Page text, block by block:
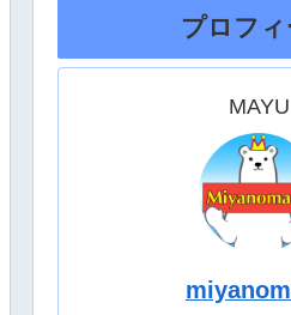
プロフ
MAYU